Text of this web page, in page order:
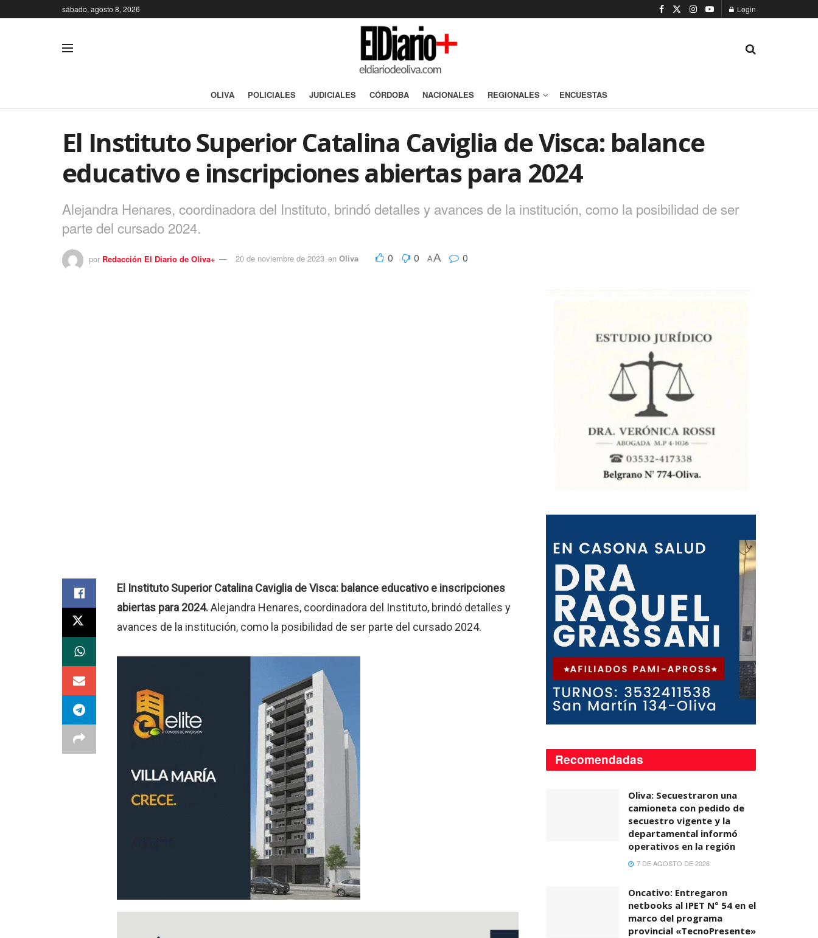
sábado, agosto 8, 2026 Login
OLIVA POLICIALES JUDICIALES CÓRDOBA NACIONALES REGIONALES ENCUESTAS
El Instituto Superior Catalina Caviglia de Visca: balance
educativo e inscripciones abiertas para 2024
Alejandra Henares, coordinadora del Instituto, brindó detalles y avances de la institución, como la posibilidad de ser
parte del cursado 2024.
por Redacción El Diario de Oliva+ 20 de noviembre de 2023 en Oliva 0 0 AA 0
El Instituto Superior Catalina Caviglia de Visca: balance educativo e inscripciones
abiertas para 2024.Alejandra Henares, coordinadora del Instituto, brindó detalles y
avances de la institución, como la posibilidad de ser parte del cursado 2024.
Recomendadas
Oliva: Secuestraron una
camioneta con pedido de
secuestro vigente y la
departamental informó
operativos en la región
7 DE AGOSTO DE 2026
Oncativo: Entregaron
netbooks al IPET N° 54 en el
marco del programa
provincial «TecnoPresente»